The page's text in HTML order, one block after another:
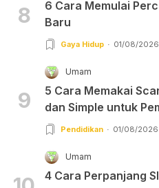
8
6 Cara Memulai
Baru
Gaya Hidup 01/08/
9
Umam
5 Cara Memakai
dan Simple untuk
Pendidikan 01/08/2026
Umam
4 Cara Perpanjang